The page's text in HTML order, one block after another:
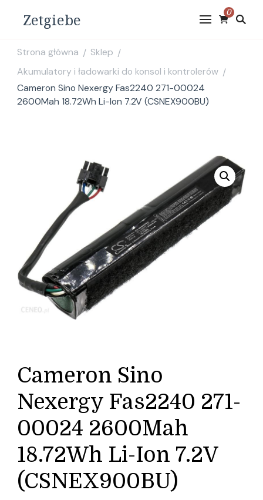
Zetgiebe 0
Strona główna / Sklep /
Akumulatory i ładowarki do konsol i kontrolerów /
Cameron Sino Nexergy Fas2240 271-00024
2600Mah 18.72Wh Li-Ion 7.2V (CSNEX900BU)
Cameron Sino
Nexergy Fas2240 271-
00024 2600Mah
18.72Wh Li-Ion 7.2V
(CSNEX900BU)